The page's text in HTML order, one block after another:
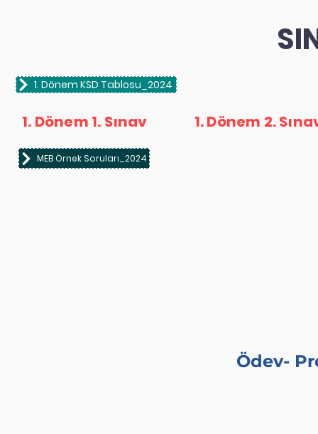
1. Dönem KSD Tablosu_2024
1. Dönem 1. Sınav 1. Dönem 2.
MEB Örnek Soruları_2024
Ödev-